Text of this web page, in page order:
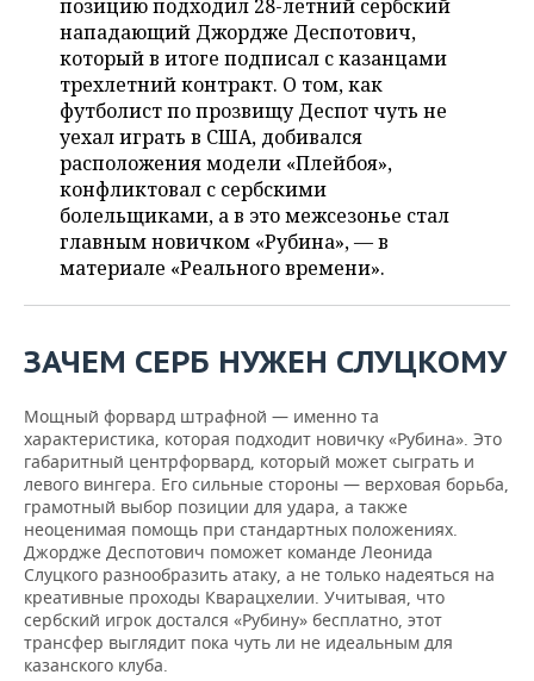
ВОЛЕЙБОЛ
КИБЕРСПОРТ
ФИГУРНОЕ КАТАНИЕ
ВОДНЫЕ ВИДЫ СПОРТА
ХОККЕЙ С МЯЧОМ
ИСТОРИЯ
КУЛЬТУРА
МЕДИЦИНА
ОБРАЗОВАНИЕ
ПРОИСШЕСТВИЯ
СПИСОК ПЕРСОН
СПИСОК КОМПАНИЙ
ПОЛНАЯ ВЕРСИЯ
позицию подходил 28-летний сербский
нападающий Джордже Деспотович,
который в итоге подписал с казанцами
трехлетний контракт. О том, как
футболист по прозвищу Деспот чуть не
уехал играть в США, добивался
расположения модели «Плейбоя»,
конфликтовал с сербскими
болельщиками, а в это межсезонье стал
главным новичком «Рубина», — в
материале «Реального времени».
ЗАЧЕМ СЕРБ НУЖЕН СЛУЦКОМУ
Мощный форвард штрафной — именно та
характеристика, которая подходит новичку «Рубина». Это
габаритный центрфорвард, который может сыграть и
левого вингера. Его сильные стороны — верховая борьба,
грамотный выбор позиции для удара, а также
неоценимая помощь при стандартных положениях.
Джордже Деспотович поможет команде Леонида
Слуцкого разнообразить атаку, а не только надеяться на
креативные проходы Кварацхелии. Учитывая, что
сербский игрок достался «Рубину» бесплатно, этот
трансфер выглядит пока чуть ли не идеальным для
казанского клуба.